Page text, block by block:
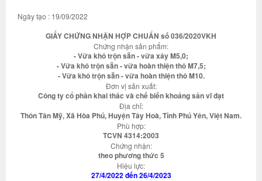
Ngày tạo : 19/09/2022
GIẤY CHỨNG NHẬN HỢP CHUẨN số 036/2020VKH
Chứng nhận sản phẩm:
- Vữa khô trộn sẵn - vữa xây M5,0;
- Vữa khô trộn sẵn - vữa hoàn thiện thô M7,5;
- Vữa khô trộn sẵn - vữa hoàn thiện thô M10.
Đơn vị sản xuất:
Công ty cổ phần khai thác và chế biến khoáng sản vĩ đạt
Địa chỉ:
Thôn Tân Mỹ, Xã Hòa Phú, Huyện Tây Hoà, Tỉnh Phú Yên, Việt Nam.
Phù hợp:
TCVN 4314:2003
Chứng nhận:
theo phương thức 5
Hiệu lực:
27/4/2022 đến 26/4/2023